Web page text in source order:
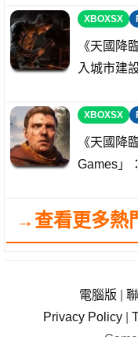
XBOXSX
《天國降
入城市建
XBOXSX
《天國降
Games」
→查看更多熱
電腦版
Privacy Policy